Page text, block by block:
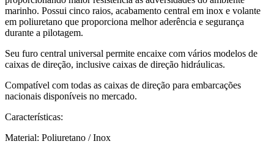
marinho. Possui cinco raios, acabamento central em inox e volante
em poliuretano que proporciona melhor aderência e segurança
durante a pilotagem.
Seu furo central universal permite encaixe com vários modelos de
caixas de direção, inclusive caixas de direção hidráulicas.
Compatível com todas as caixas de direção para embarcações
nacionais disponíveis no mercado.
Características:
Material: Poliuretano / Inox